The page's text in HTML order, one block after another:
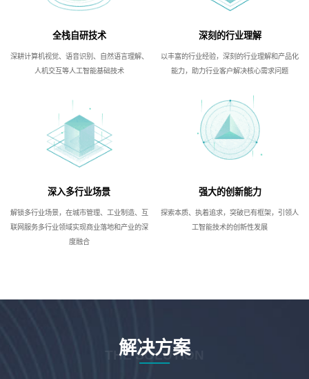
全栈自研技术
深耕计算机视觉、语音识别、自然语言理解、
人机交互等人工智能基础技术
深刻的行业理解
以丰富的行业经验，深刻的行业理解和产品化
能力，助力行业客户解决核心需求问题
深入多行业场景
解锁多行业场景，在城市管理、工业制造、互
联网服务多行业领域实现商业落地和产业的深
度融合
强大的创新能力
探索本质、执着追求，突破已有框架，引领人
工智能技术的创新性发展
解决方案
THE SOLUTION